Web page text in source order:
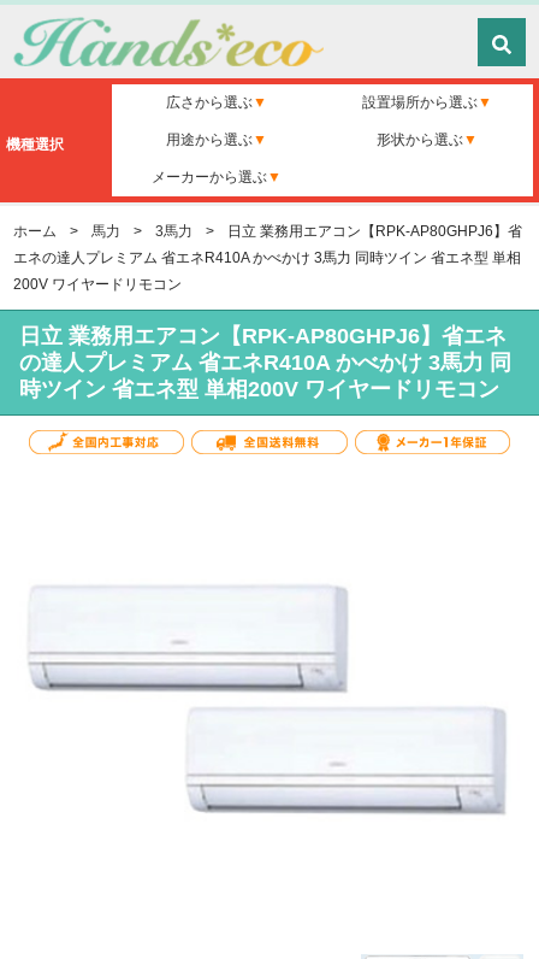
機種選択
広さから選ぶ 設置場所から選ぶ
用途から選ぶ 形状から選ぶ
メーカーから選ぶ
ホーム > 馬力 > 3馬力 >
日立 業務用エアコン【RPK-AP80GHPJ6】省
エネの達人プレミアム 省エネR410A かべかけ 3馬力 同時ツイン 省エネ型 単相
200V ワイヤードリモコン
日立 業務用エアコン【RPK-AP80GHPJ6】省エネ
の達人プレミアム 省エネR410A かべかけ 3馬力 同
時ツイン 省エネ型 単相200V ワイヤードリモコン